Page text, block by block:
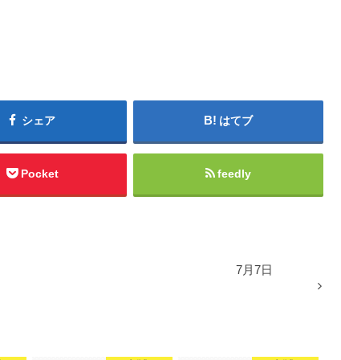
シェア はてブ
Pocket feedly
7月7日